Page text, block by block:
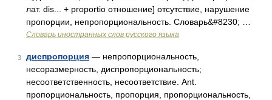
лат. dis... + proportio отношение] отсутствие, нарушение
пропорции, непропорциональность. Словарь&#8230; …
Словарь иностранных слов русского языка
3 диспропорция — непропорциональность,
несоразмерность, диспропорциональность;
несоответственность, несоответствие. Ant.
пропорциональность, пропорция, пропорциональность,